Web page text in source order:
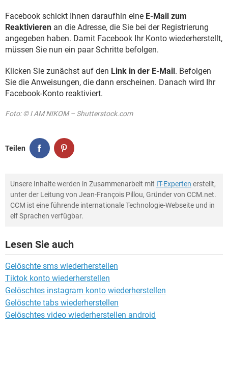
Facebook schickt Ihnen daraufhin eine E-Mail zum
Reaktivieren an die Adresse, die Sie bei der Registrierung
angegeben haben. Damit Facebook Ihr Konto wiederherstellt,
müssen Sie nun ein paar Schritte befolgen.
Klicken Sie zunächst auf den Link in der E-Mail. Befolgen
Sie die Anweisungen, die dann erscheinen. Danach wird Ihr
Facebook-Konto reaktiviert.
Foto: © I AM NIKOM – Shutterstock.com
Teilen
Unsere Inhalte werden in Zusammenarbeit mit IT-Experten erstellt,
unter der Leitung von Jean-François Pillou, Gründer von CCM.net.
CCM ist eine führende internationale Technologie-Webseite und in
elf Sprachen verfügbar.
Lesen Sie auch
Gelöschte sms wiederherstellen
Tiktok konto wiederherstellen
Gelöschtes instagram konto wiederherstellen
Gelöschte tabs wiederherstellen
Gelöschtes video wiederherstellen android